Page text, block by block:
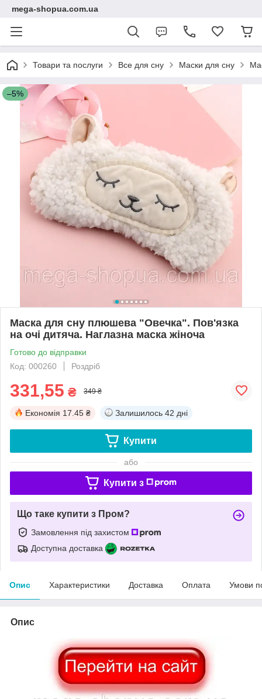
mega-shopua.com.ua
Товари та послуги Все для сну Маски для сну
–5%
Маска для сну плюшева "Овечка". Пов'язка
на очі дитяча. Наглазна маска жіноча
Готово до відправки
Код: 000260
Роздріб
331,55 ₴ 349 ₴
Економія 17.45 ₴ Залишилось 42 дні
Купити
або
Купити з
Що таке купити з Пром?
Замовлення під захистом
Доступна доставка
Опис Характеристики Доставка Оплата Умови
Опис